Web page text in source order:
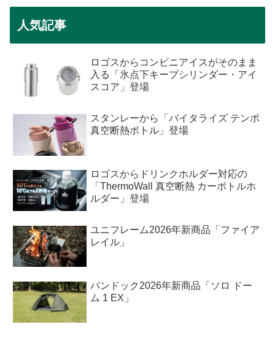
人気記事
ロゴスからコンビニアイスがそのまま
入る「氷点下キープシリンダー・アイ
スコア」登場
スタンレーから「バイタライズ テンポ
真空断熱ボトル」登場
ロゴスからドリンクホルダー対応の
「ThermoWall 真空断熱 カーボトルホ
ルダー」登場
ユニフレーム2026年新商品「ファイア
レイル」
バンドック2026年新商品「ソロ ドー
ム 1 EX」